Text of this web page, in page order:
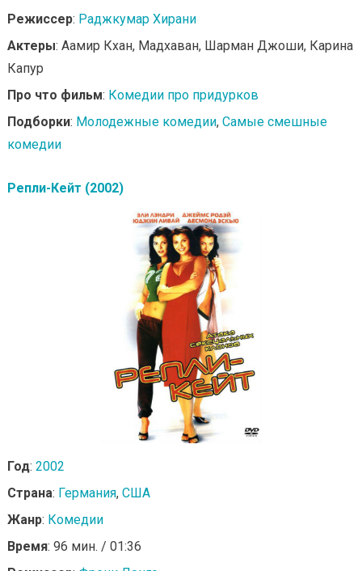
Режиссер: Раджкумар Хирани
Актеры: Аамир Кхан, Мадхаван, Шарман Джоши, Карина
Капур
Про что фильм: Комедии про придурков
Подборки: Молодежные комедии, Самые смешные
комедии
Репли-Кейт (2002)
Год: 2002
Страна: Германия, США
Жанр: Комедии
Время: 96 мин. / 01:36